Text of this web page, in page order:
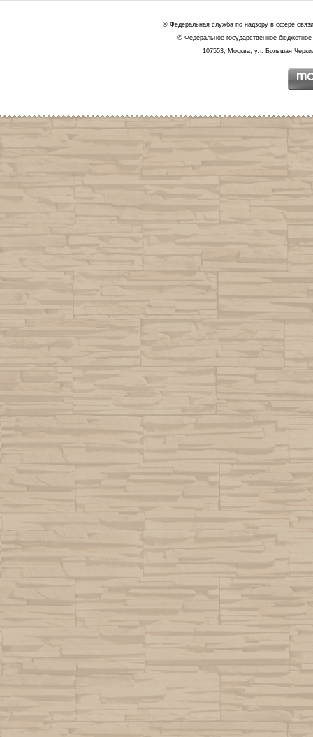
© Федеральная служба по надзору в сфере
© Федеральное государственное
107553, Москва, ул. Большая